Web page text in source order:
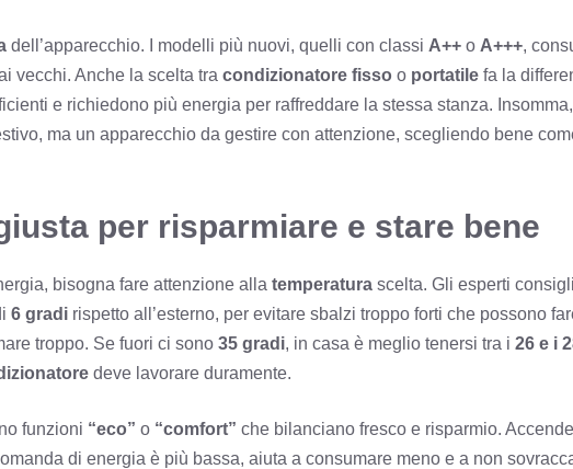
dell’apparecchio. I modelli più nuovi, quelli con classi A++ o A+++,
vecchi. Anche la scelta tra condizionatore fisso o portatile fa la
e richiedono più energia per raffreddare la stessa stanza. Insomma,
ma un apparecchio da gestire con attenzione, scegliendo bene
per risparmiare e stare bene
bisogna fare attenzione alla temperatura scelta. Gli esperti
6 gradi rispetto all’esterno, per evitare sbalzi troppo forti che possono
troppo. Se fuori ci sono 35 gradi, in casa è meglio tenersi tra i 26 e i
deve lavorare duramente.
funzioni “eco” o “comfort” che bilanciano fresco e risparmio.
di energia è più bassa, aiuta a consumare meno e a non